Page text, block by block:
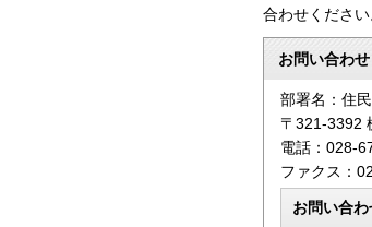
合わせください
お問い合わせ
部署名：住
〒321-3392
電話：028-
ファクス：